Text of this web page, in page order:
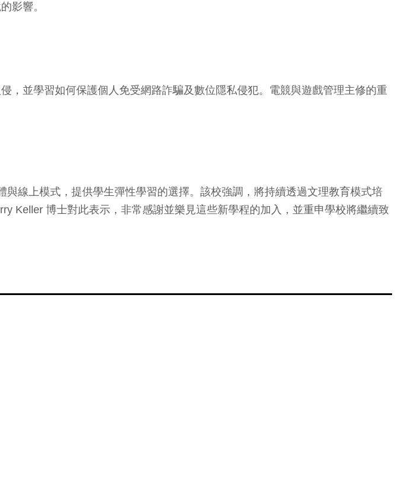
影響。
，並學習如何保護個人免受網路詐騙及數位隱私侵犯。電競與遊戲管理主修的重
線上模式，提供學生彈性學習的選擇。該校強調，將持續透過文理教育模式培
Keller 博士對此表示，非常感謝並樂見這些新學程的加入，並重申學校將繼續致